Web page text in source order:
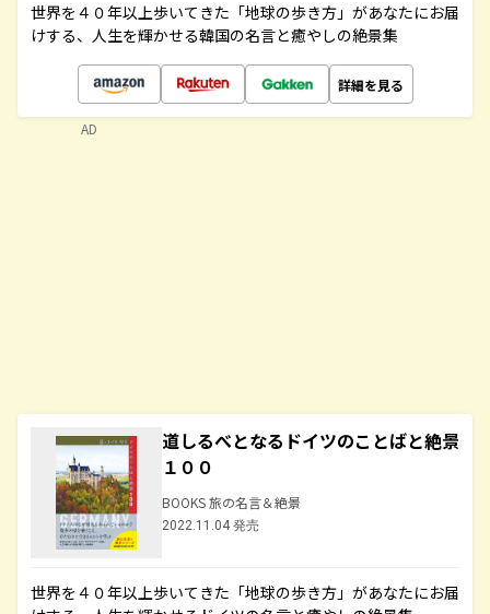
世界を４０年以上歩いてきた「地球の歩き方」があなたにお届
けする、人生を輝かせる韓国の名言と癒やしの絶景集
詳細を見る
道しるべとなるドイツのことばと絶景
１００
BOOKS 旅の名言＆絶景
2022.11.04 発売
世界を４０年以上歩いてきた「地球の歩き方」があなたにお届
AD